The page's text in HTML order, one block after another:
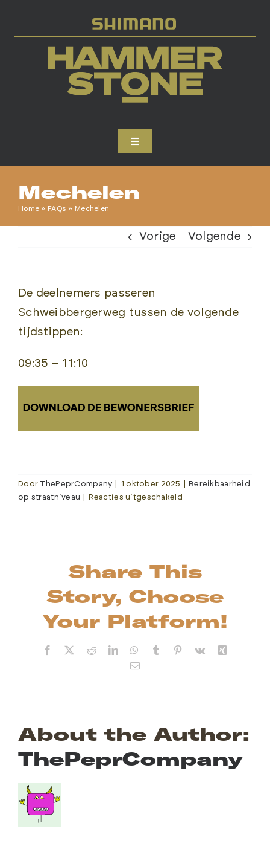
Toggle
INSCHRIJVEN
ROUTES
BEWONERSINFORMATIE
Mechelen
Home » FAQs » Mechelen
Vorige Volgende
De deelnemers passeren
Schweibbergerweg tussen de volgende
tijdstippen:
09:35 – 11:10
Door ThePeprCompany 1 oktober 2025
Bereikbaarheid
op straatniveau
Reacties uitgeschakeld
Share This
Story, Choose
Your Platform!
Facebook RedditLinkedInWhatsApp
Tumblr Pinterest
Vk
Email
About the Author:
ThePeprCompany